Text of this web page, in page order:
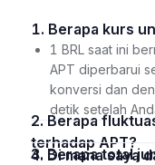
1. Berapa kurs
1 BRL saat ini
APT diperbarui
konversi dan
detik setelah
2. Berapa fluktuasi 24 jam pada kurs BRL
terhadap APT?
3. Berapa total
4. Di mana saya dapat menemukan sumber